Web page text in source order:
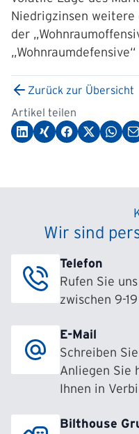
Niedrigzinsen
der
Zurück zur Übersicht
Artikel teilen
Wir sind
Telefon
Rufen Sie uns
zwischen 9-
E-Mail
Schreiben
Anliegen Sie
Ihnen in
Bilthouse